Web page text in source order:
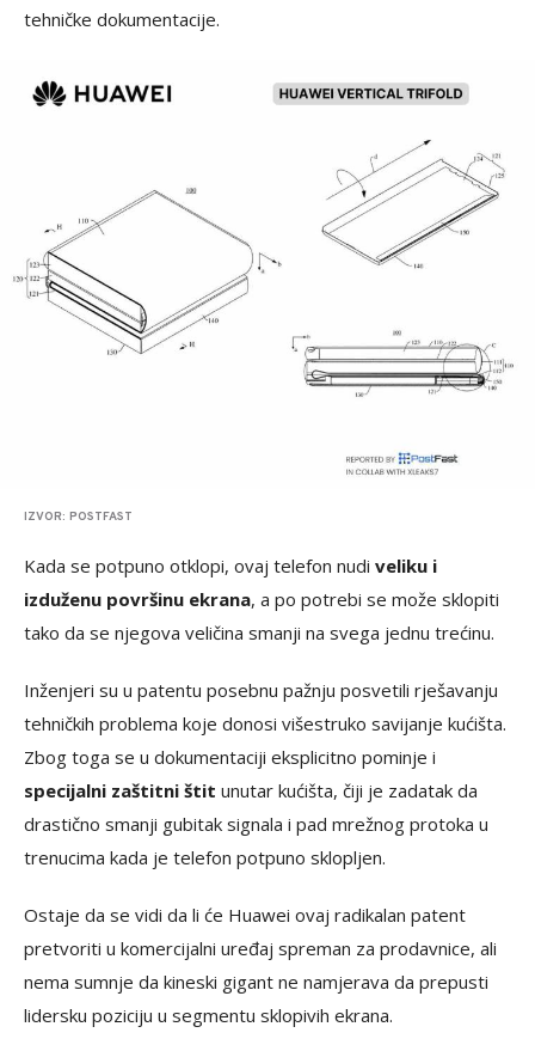
tehničke dokumentacije.
IZVOR: POSTFAST
Kada se potpuno otklopi, ovaj telefon nudi veliku i
izduženu površinu ekrana, a po potrebi se može sklopiti
tako da se njegova veličina smanji na svega jednu trećinu.
Inženjeri su u patentu posebnu pažnju posvetili rješavanju
tehničkih problema koje donosi višestruko savijanje kućišta.
Zbog toga se u dokumentaciji eksplicitno pominje i
specijalni zaštitni štit unutar kućišta, čiji je zadatak da
drastično smanji gubitak signala i pad mrežnog protoka u
trenucima kada je telefon potpuno sklopljen.
Ostaje da se vidi da li će Huawei ovaj radikalan patent
pretvoriti u komercijalni uređaj spreman za prodavnice, ali
nema sumnje da kineski gigant ne namjerava da prepusti
lidersku poziciju u segmentu sklopivih ekrana.